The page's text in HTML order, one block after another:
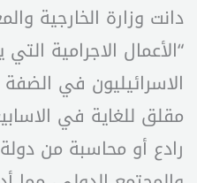
دانت وزارة الخارجية
“الأعمال الاجرامية
الاسرائيليون في
مقلق للغاية في
رادع أو محاسبة من دولة